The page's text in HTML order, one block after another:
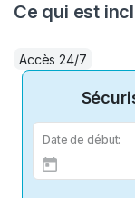
Ce qui est
Accès 24/7
Date de début: